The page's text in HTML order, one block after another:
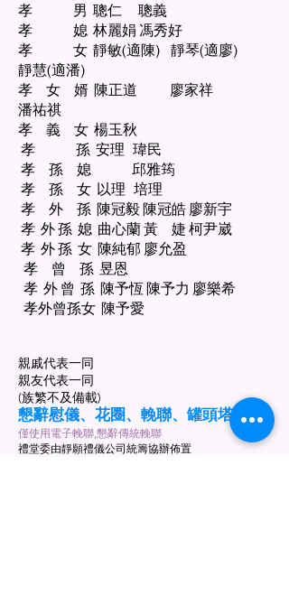
孝 男 聰仁 聰義
孝 媳 林麗娟 馮秀好
孝 女 靜敏(適陳) 靜琴(適廖)
靜慧(適潘)
孝 女 婿 陳正道 廖家祥
潘祐祺
孝 義 女 楊玉秋
孝 孫 安理 瑋民
孝 孫 媳 邱雅筠
孝 孫 女 以理 培理
孝 外 孫 陳冠毅 陳冠皓 廖新宇
孝 外 孫 媳 曲心蘭 黃 婕 柯尹崴
孝 外 孫 女 陳純郁 廖允盈
孝 曾 孫 昱恩
孝 外 曾 孫 陳予恆 陳予力 廖樂希
孝外曾孫女 陳予愛
親戚代表一同
親友代表一同
(族繁不及備載)
懇辭慰儀​、花圈、輓聯、罐頭塔
僅使用電子輓聯,懇辭傳統輓聯
禮堂委由靜願禮儀公司統籌協辦佈置